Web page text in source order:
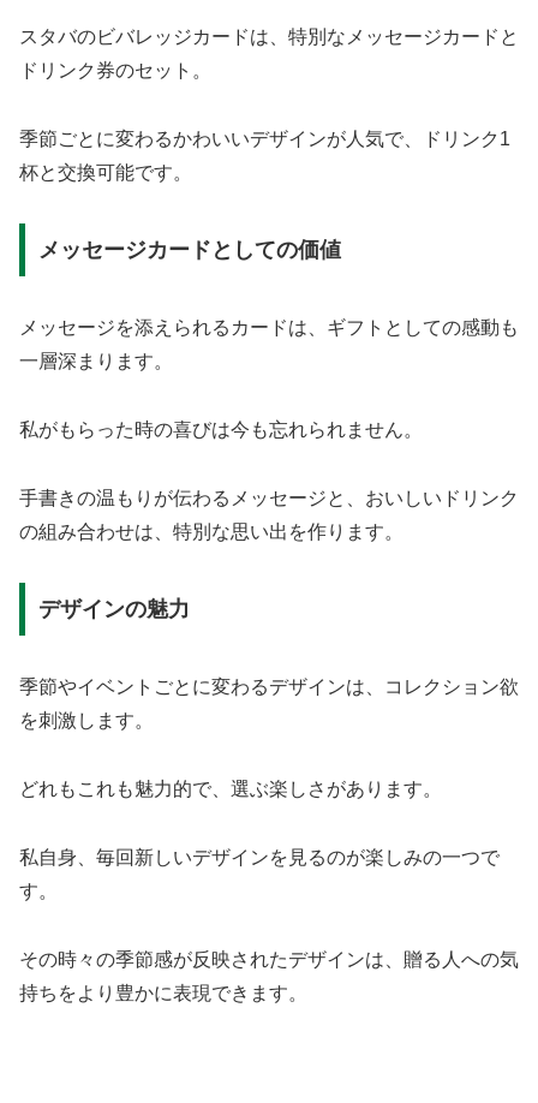
スタバのビバレッジカードは、特別なメッセージカードと
ドリンク券のセット。
季節ごとに変わるかわいいデザインが人気で、ドリンク1
杯と交換可能です。
メッセージカードとしての価値
メッセージを添えられるカードは、ギフトとしての感動も
一層深まります。
私がもらった時の喜びは今も忘れられません。
手書きの温もりが伝わるメッセージと、おいしいドリンク
の組み合わせは、特別な思い出を作ります。
デザインの魅力
季節やイベントごとに変わるデザインは、コレクション欲
を刺激します。
どれもこれも魅力的で、選ぶ楽しさがあります。
私自身、毎回新しいデザインを見るのが楽しみの一つで
す。
その時々の季節感が反映されたデザインは、贈る人への気
持ちをより豊かに表現できます。